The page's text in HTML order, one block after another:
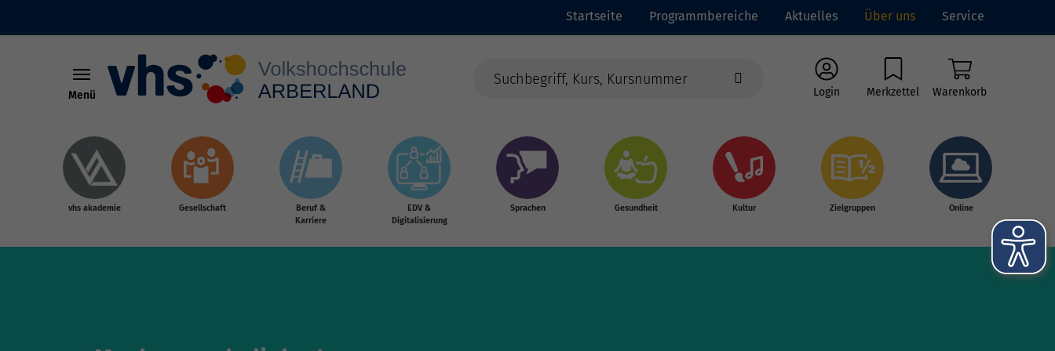
Startseite Programmbereiche Aktuelles Über uns Service
Menü Login Merkzettel Warenkorb
vhs akademie Gesellschaft
Beruf &
Karriere
EDV &
Digitalisierung
Sprachen Gesundheit Kultur Zielgruppen Online